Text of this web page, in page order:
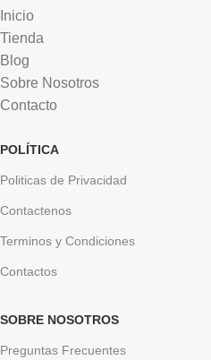
Inicio
Tienda
Blog
Sobre Nosotros
Contacto
POLÍTICA
Politicas de Privacidad
Contactenos
Terminos y Condiciones
Contactos
SOBRE NOSOTROS
Preguntas Frecuentes